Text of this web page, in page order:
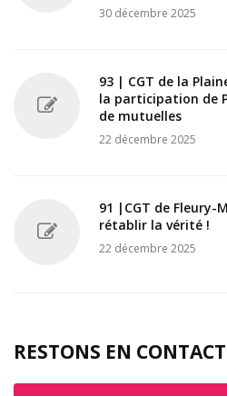
30 décembre 2025
93 | CGT de la
la participation de
de mutuelles
22 décembre 2025
91 |CGT de Fleury-
rétablir la vérité !
22 décembre 2025
RESTONS EN CONTACT